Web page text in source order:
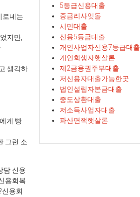
로네는
지만,
생각하
게 빵
.그런 소
담 신용
용회복
용회
5등급신용대출
중금리사잇돌
시민대출
신용5등급대출
개인사업자신용7등급대출
개인회생자햇살론
제2금융권주부대출
저신용자대출가능한곳
법인설립자본금대출
중도상환대출
저소득사업자대출
파산면책햇살론